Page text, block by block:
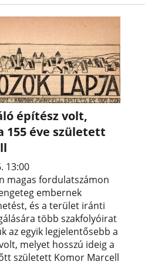
építész volt,
155 éve született
13:00
magas fordulatszámon
embernek
és a terület iránti
több szakfolyóirat
az egyik legjelentősebb a
melyet hosszú ideig a
született Komor Marcell